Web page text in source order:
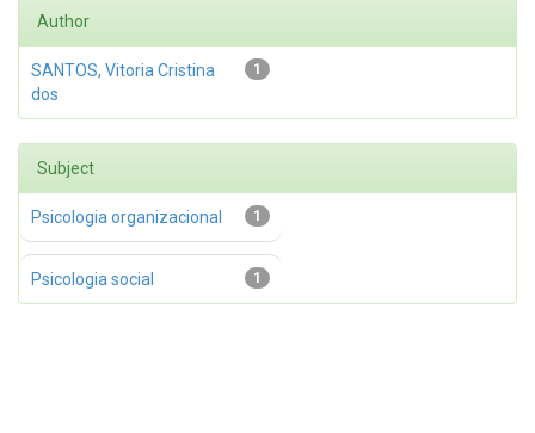
Author
1
SANTOS, Vitoria Cristina
dos
Subject
1
Psicologia organizacional
1
Psicologia social